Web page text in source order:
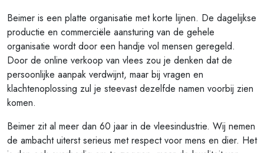
Beimer is een platte organisatie met korte lijnen. De dagelijkse
productie en commerciële aansturing van de gehele
organisatie wordt door een handje vol mensen geregeld.
Door de online verkoop van vlees zou je denken dat de
persoonlijke aanpak verdwijnt, maar bij vragen en
klachtenoplossing zul je steevast dezelfde namen voorbij zien
komen.
Beimer zit al meer dan 60 jaar in de vleesindustrie. Wij nemen
de ambacht uiterst serieus met respect voor mens en dier. Het